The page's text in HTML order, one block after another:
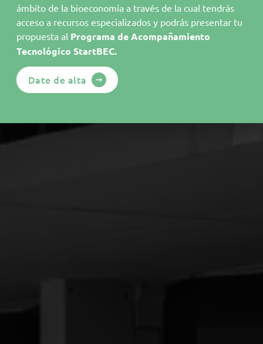
ámbito de la bioeconomía a través de la cual tendrás
acceso a recursos especializados y podrás presentar tu
propuesta al Programa de Acompañamiento
Tecnológico StartBEC.
Date de alta